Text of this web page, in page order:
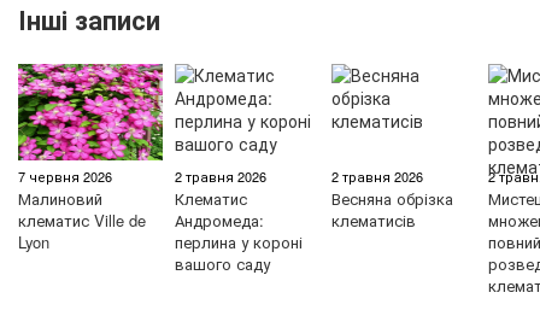
Інші записи
7 червня 2026
Малиновий
клематис Ville de
Lyon
2 травня 2026
Клематис
Андромеда:
перлина у короні
вашого саду
2 травня 2026
Весняна обрізка
клематисів
2
повний